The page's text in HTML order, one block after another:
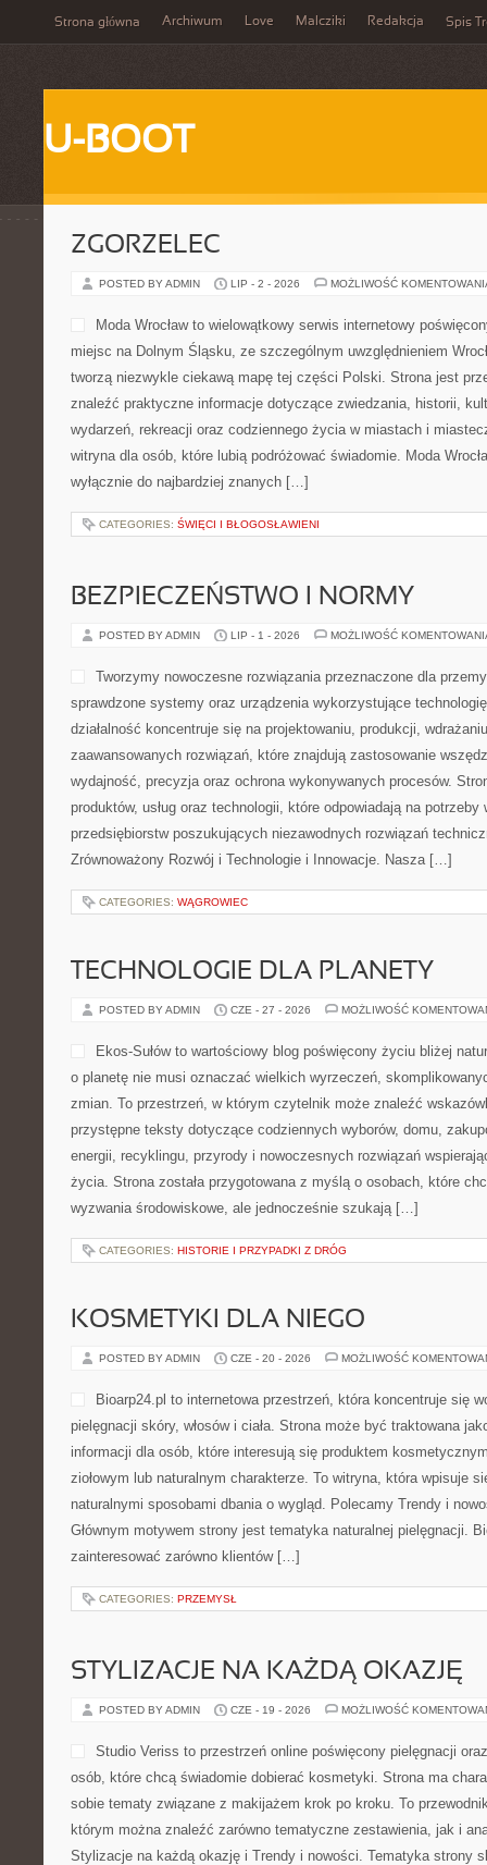
Strona główna Archiwum Love Malcziki Redakcja Spis
U-BOOT
ZGORZELEC
POSTED BY ADMIN LIP - 2 - 2026 MOŻLIWOŚĆ
Moda Wrocław to wielowątkowy serwis internetowy
miejsc na Dolnym Śląsku, ze szczególnym uwzględnieniem
tworzą niezwykle ciekawą mapę tej części Polski. Strona jest
znaleźć praktyczne informacje dotyczące zwiedzania, historii,
wydarzeń, rekreacji oraz codziennego życia w miastach i
witryna dla osób, które lubią podróżować świadomie. Moda
wyłącznie do najbardziej znanych […]
CATEGORIES: ŚWIĘCI I BŁOGOSŁAWIENI
BEZPIECZEŃSTWO I NORMY
POSTED BY ADMIN LIP - 1 - 2026 MOŻLIWOŚĆ
Tworzymy nowoczesne rozwiązania przeznaczone dla
sprawdzone systemy oraz urządzenia wykorzystujące
działalność koncentruje się na projektowaniu, produkcji,
zaawansowanych rozwiązań, które znajdują zastosowanie
wydajność, precyzja oraz ochrona wykonywanych procesów.
produktów, usług oraz technologii, które odpowiadają na potrzeby
przedsiębiorstw poszukujących niezawodnych rozwiązań
Zrównoważony Rozwój i Technologie i Innowacje. Nasza […]
CATEGORIES: WĄGROWIEC
TECHNOLOGIE DLA PLANETY
POSTED BY ADMIN CZE - 27 - 2026 MOŻLIWOŚĆ
Ekos-Sułów to wartościowy blog poświęcony życiu bliżej
o planetę nie musi oznaczać wielkich wyrzeczeń,
zmian. To przestrzeń, w którym czytelnik może znaleźć
przystępne teksty dotyczące codziennych wyborów, domu,
energii, recyklingu, przyrody i nowoczesnych rozwiązań
życia. Strona została przygotowana z myślą o osobach, które
wyzwania środowiskowe, ale jednocześnie szukają […]
CATEGORIES: HISTORIE I PRZYPADKI Z DRÓG
KOSMETYKI DLA NIEGO
POSTED BY ADMIN CZE - 20 - 2026 MOŻLIWOŚĆ
Bioarp24.pl to internetowa przestrzeń, która koncentruje się
pielęgnacji skóry, włosów i ciała. Strona może być traktowana
informacji dla osób, które interesują się produktem
ziołowym lub naturalnym charakterze. To witryna, która wpisuje
naturalnymi sposobami dbania o wygląd. Polecamy Trendy i
Głównym motywem strony jest tematyka naturalnej pielęgnacji.
zainteresować zarówno klientów […]
CATEGORIES: PRZEMYSŁ
STYLIZACJE NA KAŻDĄ OKAZJĘ
POSTED BY ADMIN CZE - 19 - 2026 MOŻLIWOŚĆ
Studio Veriss to przestrzeń online poświęcony pielęgnacji
osób, które chcą świadomie dobierać kosmetyki. Strona ma
sobie tematy związane z makijażem krok po kroku. To
którym można znaleźć zarówno tematyczne zestawienia, jak i
Stylizacje na każdą okazję i Trendy i nowości. Tematyka strony